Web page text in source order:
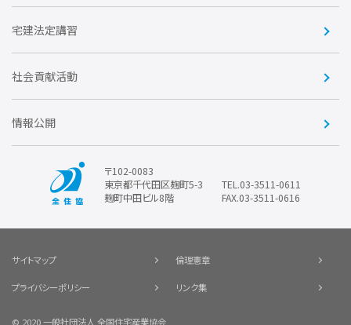
全住協ビジネスショップ
賛助会員
住宅・土地税制改正要望
優良事業表彰
宅建法定講習
社会貢献活動
情報公開
〒102-0083
東京都千代田区麹町5-3
麹町中田ビル8階
TEL.03-3511-0611
FAX.03-3511-0616
サイトマップ 倫理憲章
プライバシーポリシー リンク集
© 2020 一般社団法人 全国住宅産業協会